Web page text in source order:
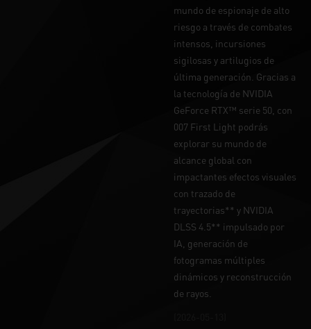
mundo de espionaje de alto
riesgo a través de combates
intensos, incursiones
sigilosas y artilugios de
última generación. Gracias a
la tecnología de NVIDIA
GeForce RTX™ serie 50, con
007 First Light podrás
explorar su mundo de
alcance global con
impactantes efectos visuales
con trazado de
trayectorias** y NVIDIA
DLSS 4.5** impulsado por
IA, generación de
fotogramas múltiples
dinámicos y reconstrucción
de rayos.